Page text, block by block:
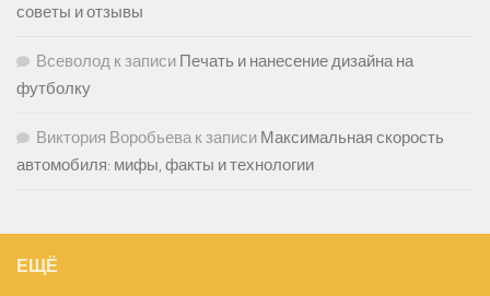
советы и отзывы
Всеволод к записи Печать и нанесение дизайна на
футболку
Виктория Воробьевак записи Максимальная скорость
автомобиля: мифы, факты и технологии
ЕЩЁ